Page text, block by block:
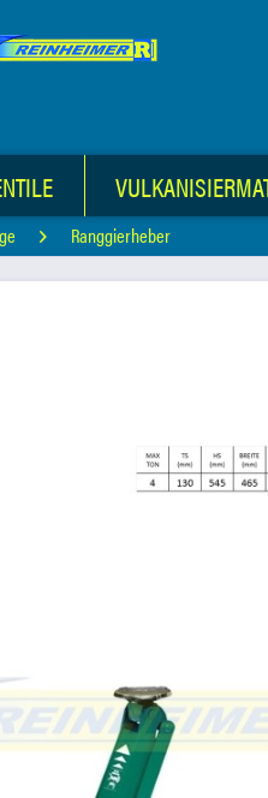
Ranggierheber